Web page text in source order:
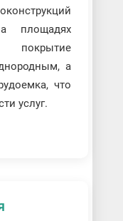
площадях
а
что
услуг.